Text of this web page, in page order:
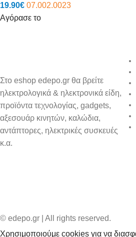
19.90€ 07.002.0023
Αγόρασε το
Στο eshop edepo.gr θα βρείτε
ηλεκτρολογικά & ηλεκτρονικά είδη,
προϊόντα τεχνολογίας, gadgets,
αξεσουάρ κινητών, καλώδια,
αντάπτορες, ηλεκτρικές συσκευές
κ.α.
© edepo.gr | All rights reserved.
Χρησιμοποιούμε cookies για να